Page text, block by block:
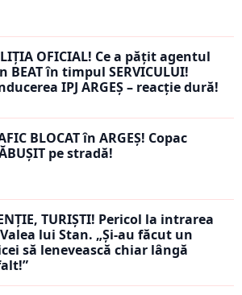
OFICIAL! Ce a pățit agentul
BEAT în timpul SERVICULUI!
IPJ ARGEȘ – reacție dură!
BLOCAT în ARGEȘ! Copac
pe stradă!
TURIȘTI! Pericol la intrarea
lui Stan. „Și-au făcut un
să lenevească chiar lângă